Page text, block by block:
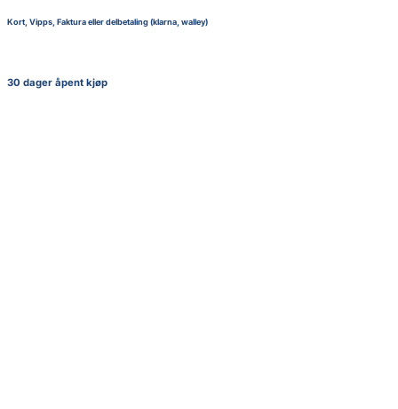
Kort, Vipps, Faktura eller delbetaling (klarna, walley)
30 dager åpent kjøp